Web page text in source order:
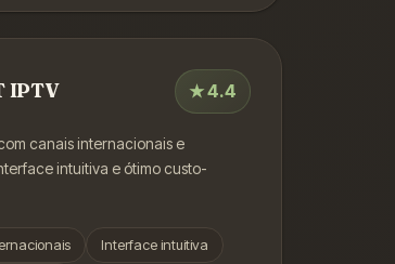
IPTV ★4.4
canais internacionais e
intuitiva e ótimo custo-
Interface intuitiva